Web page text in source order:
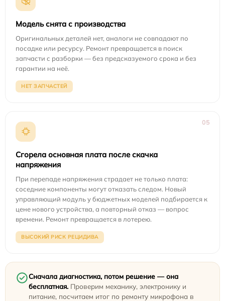
Модель снята с производства
Оригинальных деталей нет, аналоги не совпадают по
посадке или ресурсу. Ремонт превращается в поиск
запчасти с разборки — без предсказуемого срока и без
гарантии на неё.
НЕТ ЗАПЧАСТЕЙ
05
Сгорела основная плата после скачка
напряжения
При перепаде напряжения страдает не только плата:
соседние компоненты могут отказать следом. Новый
управляющий модуль у бюджетных моделей подбирается к
цене нового устройства, а повторный отказ — вопрос
времени. Ремонт превращается в лотерею.
ВЫСОКИЙ РИСК РЕЦИДИВА
Сначала диагностика, потом решение — она
бесплатная. Проверим механику, электронику и
питание, посчитаем итог по ремонту микрофона в